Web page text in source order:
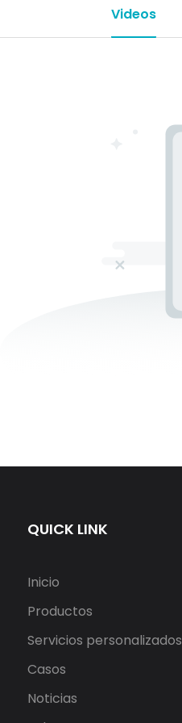
Videos
QUICK LINK
Inicio
Productos
Servicios personalizados
Casos
Noticias